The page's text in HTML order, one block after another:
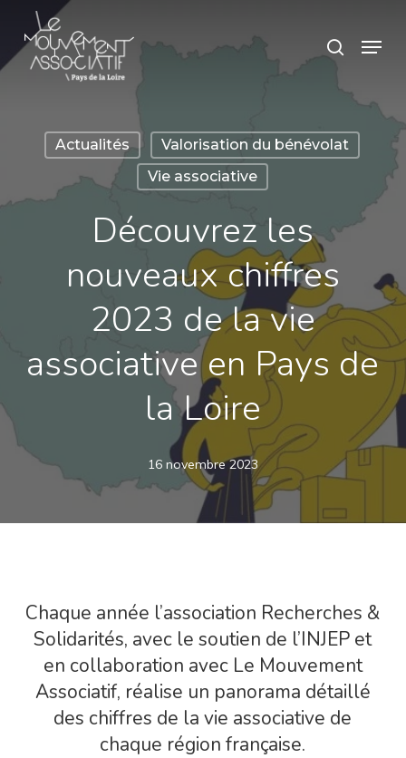
main
search
Menu
Actualités
Valorisation du bénévolat
Vie associative
Découvrez les
nouveaux chiffres
2023 de la vie
associative en Pays de
la Loire
16 novembre 2023
Chaque année l’association Recherches &
Solidarités, avec le soutien de l’INJEP et
en collaboration avec Le Mouvement
Associatif, réalise un panorama détaillé
des chiffres de la vie associative de
chaque région française.
Panneau de gestion des cookies